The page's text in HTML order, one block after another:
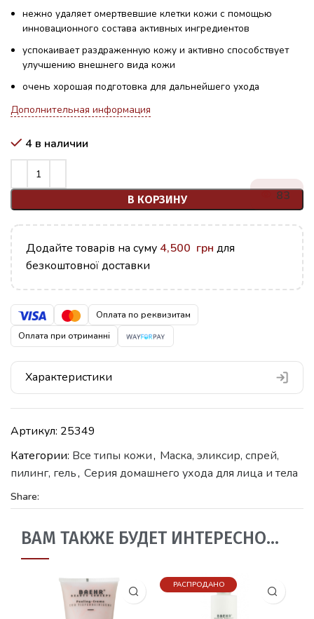
нежно удаляет омертвевшие клетки кожи с помощью
инновационного состава активных ингредиентов
успокаивает раздраженную кожу и активно способствует
улучшению внешнего вида кожи
очень хорошая подготовка для дальнейшего ухода
Дополнительная информация
4 в наличии
В КОРЗИНУ 83
Додайте товарів на суму 4,500 грн для
безкоштовної доставки
Оплата по реквизитам
Оплата при отриманні
Характеристики
Артикул: 25349
Категории: Все типы кожи, Маска, эликсир, спрей,
пилинг, гель, Серия домашнего ухода для лица и тела
Share:
ВАМ ТАКЖЕ БУДЕТ ИНТЕРЕСНО…
РАСПРОДАНО